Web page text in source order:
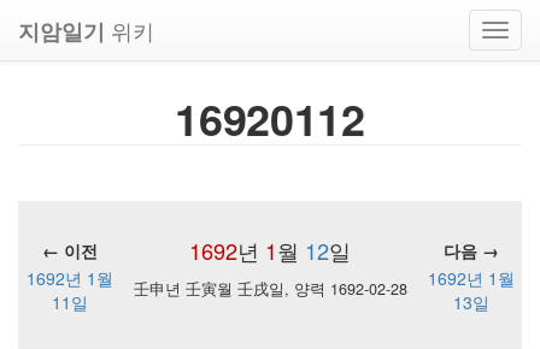
지암일기 위키
16920112
1692년 1월 12일
← 이전
다음 →
1692년 1월
11일
壬申년 壬寅월 壬戌일, 양력 1692-02-28
1692년 1월
13일